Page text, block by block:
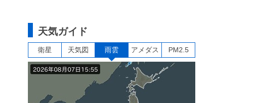
天気ガイド
衛星 天気図 雨雲 アメダス PM2.5